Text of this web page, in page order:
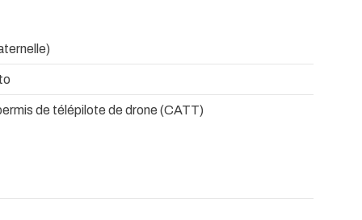
de télépilote de drone (CATT)